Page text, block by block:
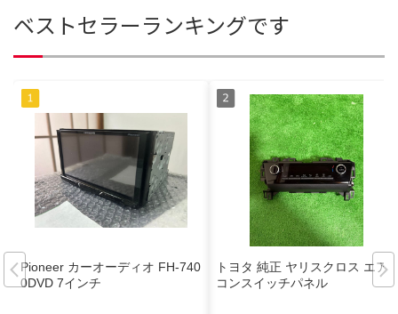
ベストセラーランキングです
Pioneer カーオーディオ FH-740
0DVD 7インチ
トヨタ 純正 ヤリスクロス エア
コンスイッチパネル